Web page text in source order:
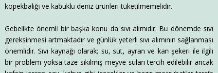
köpekbalığı ve kabuklu deniz ürünleri tüketilmemelidir.
Gebelikte önemli bir başka konu da sıvı alımıdır. Bu dönemde sıvı
gereksinmesi artmaktadır ve günlük yeterli sıvı alımının sağlanması
önemlidir. Sıvı kaynağı olarak; su, süt, ayran ve kan şekeri ile ilgili
bir problem yoksa taze sıkılmış meyve suları tercih edilebilir ancak